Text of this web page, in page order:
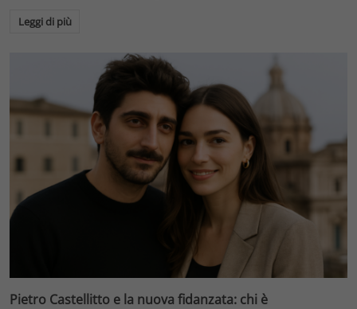
Leggi di più
Pietro Castellitto e la nuova fidanzata: chi è